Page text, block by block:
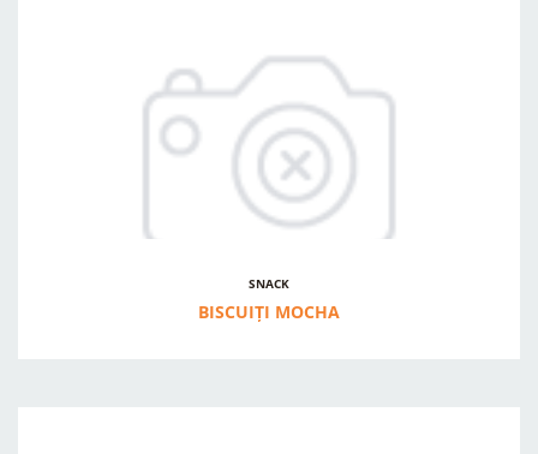
SNACK
BISCUIȚI MOCHA